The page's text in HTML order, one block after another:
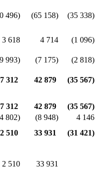
496) (65 158) (35 338)
3 618 4 714
(1 096)
993) (7 175)
(2 818)
7 312 42 879 (35 567)
7 312 42 879
(35 567)
802) (8 948)
4 146
2 510 33 931
(31 421)
2 510
33 931